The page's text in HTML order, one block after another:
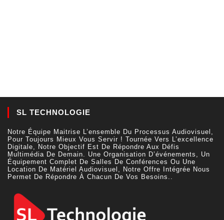
SL TECHNOLOGIE
Notre Équipe Maitrise L’ensemble Du Processus Audiovisuel,
Pour Toujours Mieux Vous Servir ! Tournée Vers L’excellence
Digitale, Notre Objectif Est De Répondre Aux Défis
Multimédia De Demain. Une Organisation D’événements, Un
Équipement Complet De Salles De Conférences Ou Une
Location De Matériel Audiovisuel, Notre Offre Intégrée Nous
Permet De Répondre À Chacun De Vos Besoins..